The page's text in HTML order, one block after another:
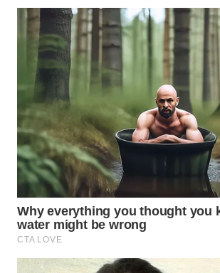
WN
CIANJUR
WN
KEPULAUAN
WN
TANGERANG
WN
BINJAI
WN